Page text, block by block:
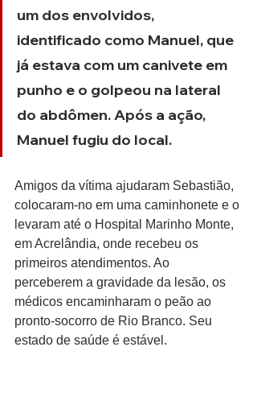
um dos envolvidos,
identificado como Manuel, que
já estava com um canivete em
punho e o golpeou na lateral
do abdômen. Após a ação,
Manuel fugiu do local.
Amigos da vítima ajudaram Sebastião,
colocaram-no em uma caminhonete e o
levaram até o Hospital Marinho Monte,
em Acrelândia, onde recebeu os
primeiros atendimentos. Ao
perceberem a gravidade da lesão, os
médicos encaminharam o peão ao
pronto-socorro de Rio Branco. Seu
estado de saúde é estável.